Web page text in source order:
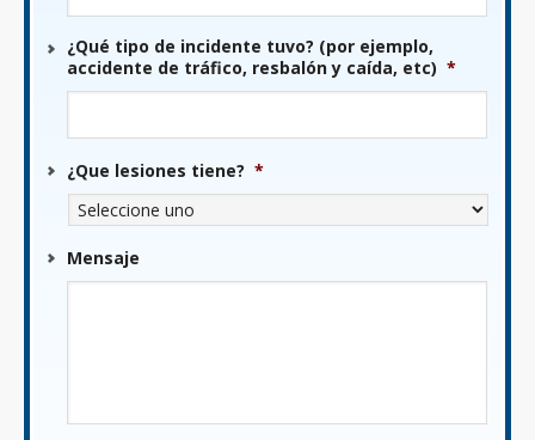
¿Qué tipo de incidente tuvo? (por ejemplo,
accidente de tráfico, resbalón y caída, etc) *
¿Que lesiones tiene? *
Mensaje